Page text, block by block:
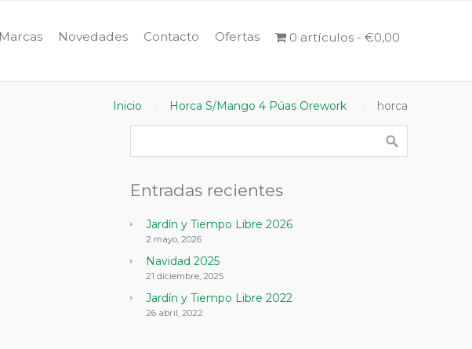
Marcas Novedades Contacto Ofertas 0 artículos €0,00
Inicio Horca S/Mango 4 Púas Orework horca
Entradas recientes
Jardín y Tiempo Libre 2026
2 mayo, 2026
Navidad 2025
21 diciembre, 2025
Jardín y Tiempo Libre 2022
26 abril, 2022